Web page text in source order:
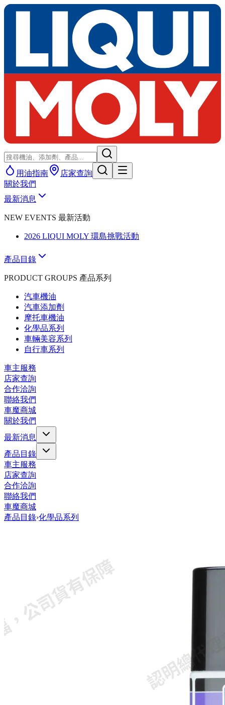
用油指南
店家查詢
關於我們
最新消息
NEW EVENTS 最新活動
2026 LIQUI MOLY 環島挑戰活動
產品目錄
PRODUCT GROUPS 產品系列
汽車機油
汽車添加劑
摩托車機油
化學品系列
車輛美容系列
自行車系列
車主服務
店家查詢
合作洽詢
聯絡我們
車魔商城
關於我們
最新消息
產品目錄
車主服務
店家查詢
合作洽詢
聯絡我們
車魔商城
產品目錄›化學品系列